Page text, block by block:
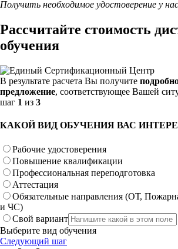
Получить необходимое удостоверение у
Рассчитайте стоимость
обучения
В результате расчета Вы получите
предложение, соответствующее Вашей
шаг 1 из 3
КАКОЙ ВИД ОБУЧЕНИЯ ВАС
Рабочие удостоверения
Повышение квалификации
Профессиональная переподготовка
Аттестация
Обязательные направления (ОТ,
и ЧС)
Свой вариант
Выберите вид обучения
Следующий шаг